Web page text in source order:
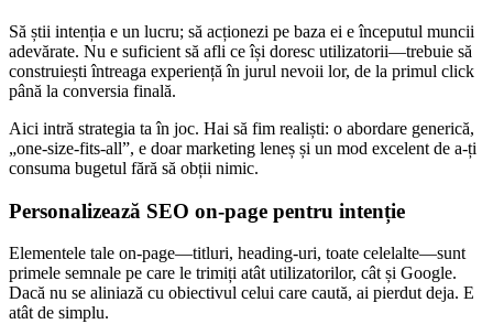
Să știi intenția e un lucru; să acționezi pe baza ei e începutul muncii
adevărate. Nu e suficient să afli ce își doresc utilizatorii—trebuie să
construiești întreaga experiență în jurul nevoii lor, de la primul click
până la conversia finală.
Aici intră strategia ta în joc. Hai să fim realiști: o abordare generică,
„one-size-fits-all”, e doar marketing leneș și un mod excelent de a-ți
consuma bugetul fără să obții nimic.
Personalizează SEO on-page pentru intenție
Elementele tale on-page—titluri, heading-uri, toate celelalte—sunt
primele semnale pe care le trimiți atât utilizatorilor, cât și Google.
Dacă nu se aliniază cu obiectivul celui care caută, ai pierdut deja. E
atât de simplu.